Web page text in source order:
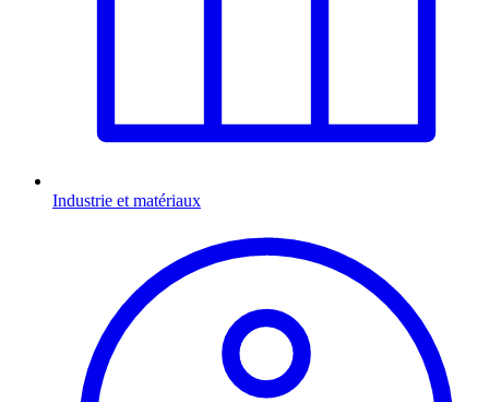
Industrie et matériaux